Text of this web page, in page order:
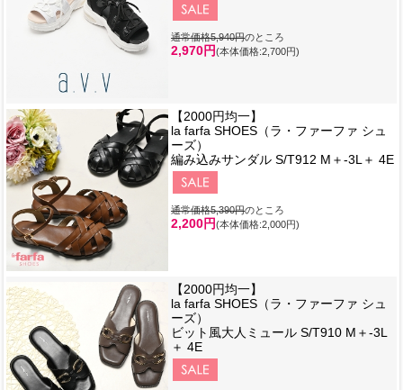
通常価格5,940円のところ
2,970円(本体価格:2,700円)
【2000円均一】
la farfa SHOES（ラ・ファーファ シュ
ーズ）
編み込みサンダル S/T912 M＋-3L＋ 4E
通常価格5,390円のところ
2,200円(本体価格:2,000円)
【2000円均一】
la farfa SHOES（ラ・ファーファ シュ
ーズ）
ビット風大人ミュール S/T910 M＋-3L
＋ 4E